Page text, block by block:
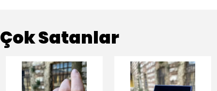
Çok Satanlar